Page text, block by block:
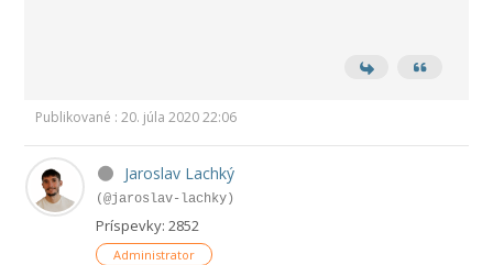
Publikované : 20. júla 2020 22:06
Jaroslav Lachký
(@jaroslav-lachky)
Príspevky: 2852
Administrator